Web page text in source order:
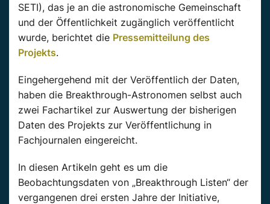
SETI), das je an die astronomische Gemeinschaft
und der Öffentlichkeit zugänglich veröffentlicht
wurde, berichtet die Pressemitteilung des
Projekts.
Eingehergehend mit der Veröffentlich der Daten,
haben die Breakthrough-Astronomen selbst auch
zwei Fachartikel zur Auswertung der bisherigen
Daten des Projekts zur Veröffentlichung in
Fachjournalen eingereicht.
In diesen Artikeln geht es um die
Beobachtungsdaten von „Breakthrough Listen“ der
vergangenen drei ersten Jahre der Initiative,